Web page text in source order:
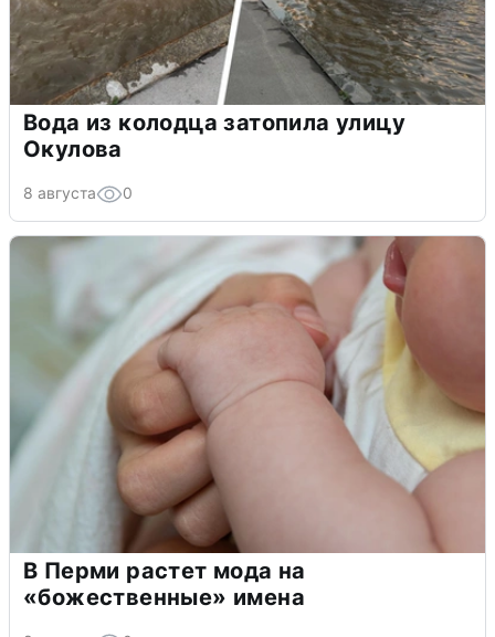
Вода из колодца затопила улицу
Окулова
8 августа 0
В Перми растет мода на
«божественные» имена